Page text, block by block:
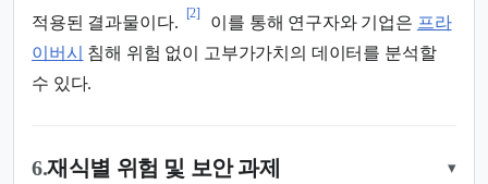
적용된 결과물이다.
[2]
이를 통해 연구자와 기업은 프라
이버시 침해 위험 없이 고부가가치의 데이터를 분석할
수 있다.
6.재식별 위험 및 보안 과제 ▾